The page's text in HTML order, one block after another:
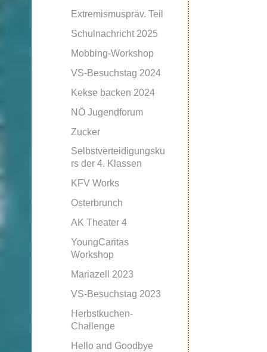
Extremismuspräv. Teil
Schulnachricht 2025
Mobbing-Workshop
VS-Besuchstag 2024
Kekse backen 2024
NÖ Jugendforum
Zucker
Selbstverteidigungsku
rs der 4. Klassen
KFV Works
Osterbrunch
AK Theater 4
YoungCaritas
Workshop
Mariazell 2023
VS-Besuchstag 2023
Herbstkuchen-
Challenge
Hello and Goodbye